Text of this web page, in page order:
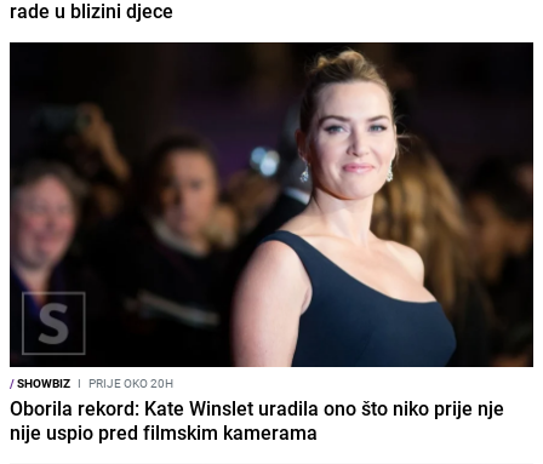
rade u blizini djece
/SHOWBIZ I PRIJE OKO 20H
Oborila rekord: Kate Winslet uradila ono što niko prije nje
nije uspio pred filmskim kamerama